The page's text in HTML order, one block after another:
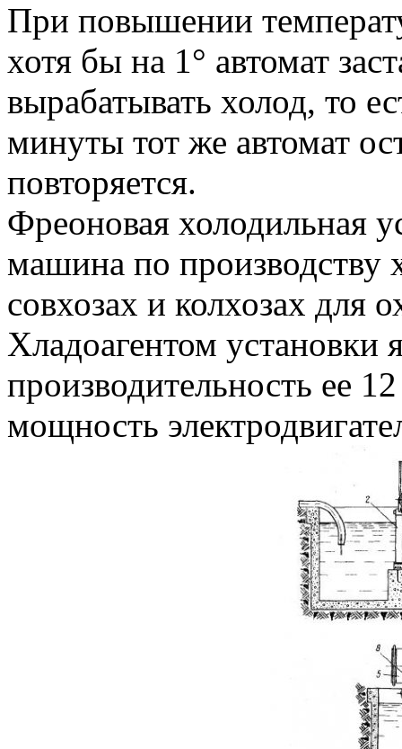
При повышении
хотя бы на 1° автомат
вырабатывать холод, то
минуты тот же автомат
повторяется.
Фреоновая холодильная
машина по производству
совхозах и колхозах для
Хладоагентом установки
производительность ее
мощность